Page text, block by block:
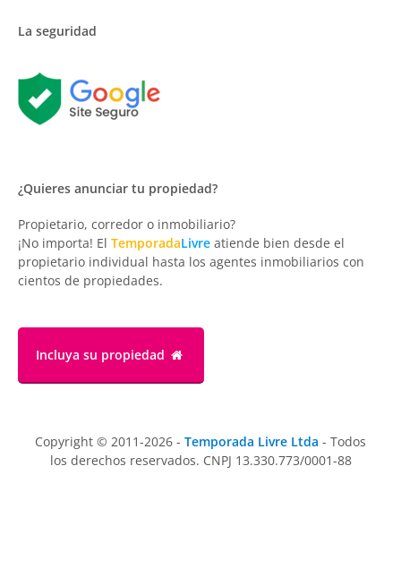
La seguridad
¿Quieres anunciar tu propiedad?
Propietario, corredor o inmobiliario?
¡No importa! El TemporadaLivre atiende bien desde el
propietario individual hasta los agentes inmobiliarios con
cientos de propiedades.
Incluya su propiedad
Copyright © 2011-2026 - Temporada Livre Ltda - Todos
los derechos reservados. CNPJ 13.330.773/0001-88